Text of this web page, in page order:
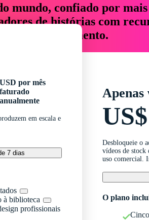
mundo, confiado por
de histórias com
tempo e orçamento.
USD por mês
faturado
anualmente
em escala e
7 dias
à biblioteca
profissionais
Apenas
Desbloqueie o
vídeos de stock
uso comercial.
O plano